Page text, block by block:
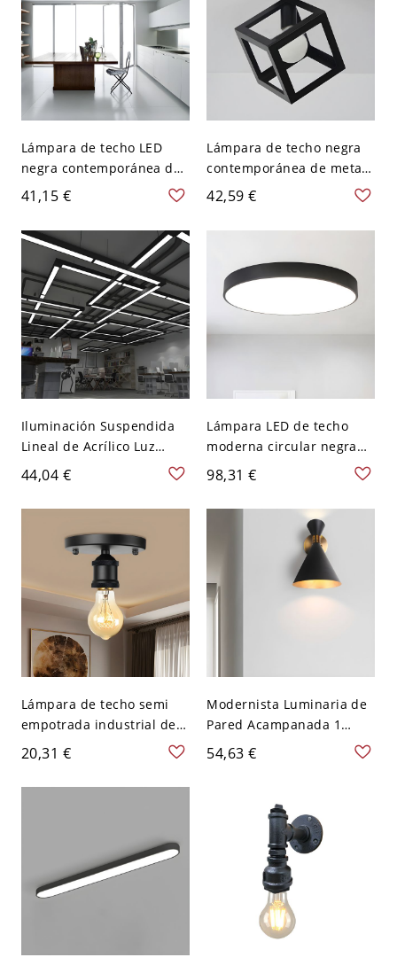
Lámpara de techo LED
negra contemporánea de
aluminio para cocina,
23.5" de ancho
41,15 €
Lámpara de techo negra
contemporánea de metal
con 1 bombilla para
dormitorio cuadrado semi
empotrada
42,59 €
Iluminación Suspendida
Lineal de Acrílico Luz
Colgante LED Simplista en
Negro para Sala - 110 A
120 V Negro 59,69 cm
44,04 €
Lámpara LED de techo
moderna circular negra
con montaje empotrado y
pantalla acrílica en luz
blanca, 9" de ancho y 2"
98,31 €
Lámpara de techo semi
empotrada industrial de
metal negro con 1 cabeza
para pasillo con bombilla
al descubierto
20,31 €
Modernista Luminaria de
Pared Acampanada 1
Cabeza Iluminación de
Pared de Metal para
54,63 €